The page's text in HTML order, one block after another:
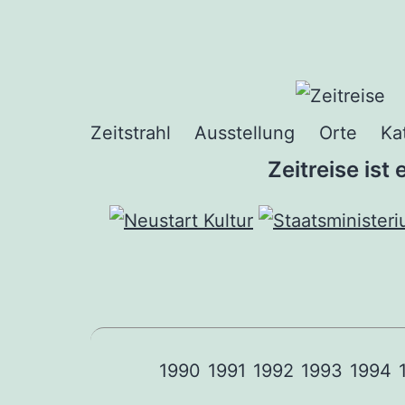
Zeitstrahl Ausstellung Orte
Zeitreise ist
1990 1991 1992 1993 1994